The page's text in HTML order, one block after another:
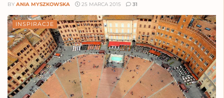
BY ANIA MYSZKOWSKA 25 MARCA 2015 31
INSPIRACJE